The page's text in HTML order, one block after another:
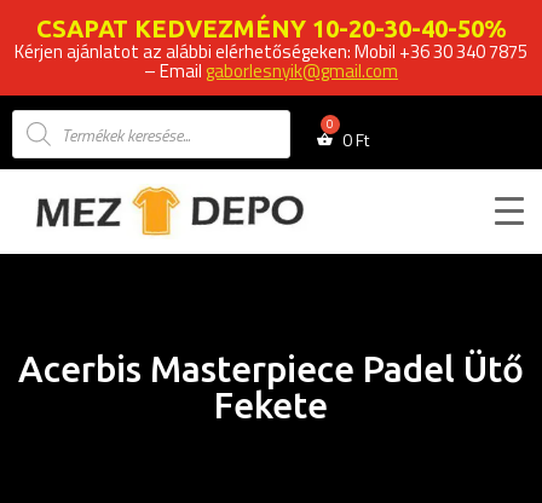
CSAPAT KEDVEZMÉNY 10-20-30-40-50%
Kérjen ajánlatot az alábbi elérhetőségeken: Mobil +36 30 340 7875
– Email gaborlesnyik@gmail.com
Products
search 0Ft
Acerbis Masterpiece Padel Ütő
Fekete